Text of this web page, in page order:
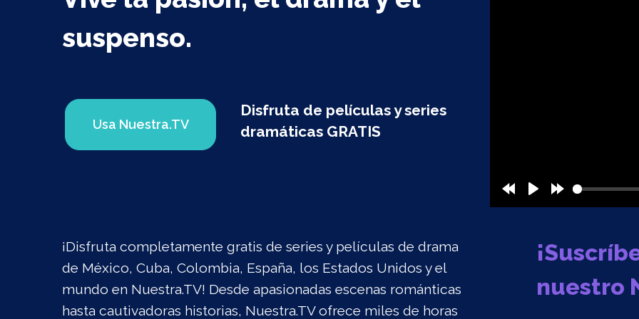
suspenso.
Usa Nuestra.TV
Disfruta de películas y series
dramáticas GRATIS
¡Disfruta completamente gratis de series y películas de drama
de México, Cuba, Colombia, España, los Estados Unidos y el
mundo en Nuestra.TV! Desde apasionadas escenas románticas
hasta cautivadoras historias, Nuestra.TV ofrece miles de horas
nuestro